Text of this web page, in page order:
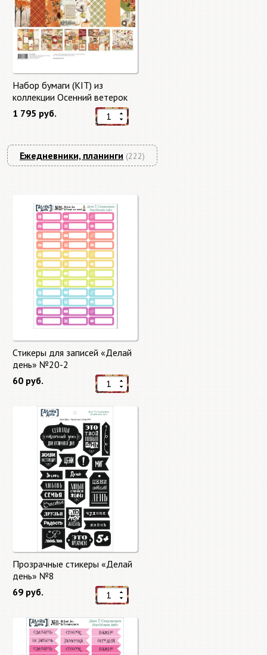
Набор бумаги (KIT) из
коллекции Осенний ветерок
"Autumn Breeze"
1 795 руб.
Ежедневники, планинги (222)
Стикеры для записей «Делай
день» №20-2
60 руб.
Прозрачные стикеры «Делай
день» №8
69 руб.